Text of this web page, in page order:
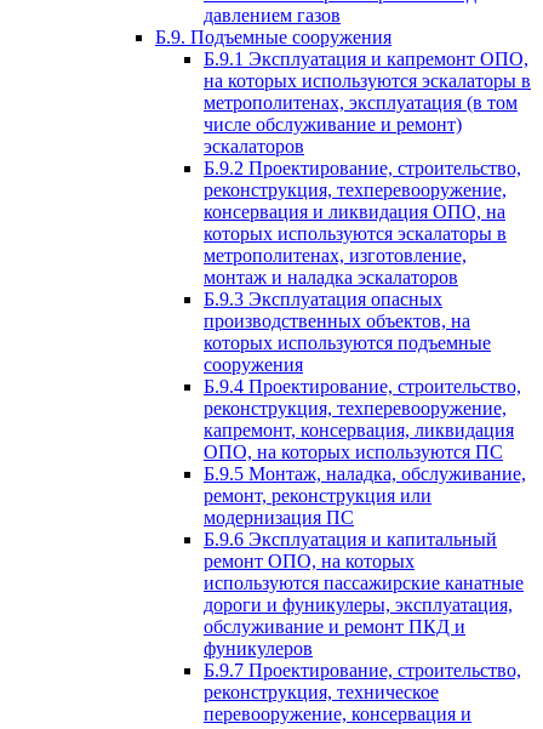
давлением газов
Б.9. Подъемные сооружения
Б.9.1 Эксплуатация и капремонт ОПО,
на которых используются эскалаторы в
метрополитенах, эксплуатация (в том
числе обслуживание и ремонт)
эскалаторов
Б.9.2 Проектирование, строительство,
реконструкция, техперевооружение,
консервация и ликвидация ОПО, на
которых используются эскалаторы в
метрополитенах, изготовление,
монтаж и наладка эскалаторов
Б.9.3 Эксплуатация опасных
производственных объектов, на
которых используются подъемные
сооружения
Б.9.4 Проектирование, строительство,
реконструкция, техперевооружение,
капремонт, консервация, ликвидация
ОПО, на которых используются ПС
Б.9.5 Монтаж, наладка, обслуживание,
ремонт, реконструкция или
модернизация ПС
Б.9.6 Эксплуатация и капитальный
ремонт ОПО, на которых
используются пассажирские канатные
дороги и фуникулеры, эксплуатация,
обслуживание и ремонт ПКД и
фуникулеров
Б.9.7 Проектирование, строительство,
реконструкция, техническое
перевооружение, консервация и